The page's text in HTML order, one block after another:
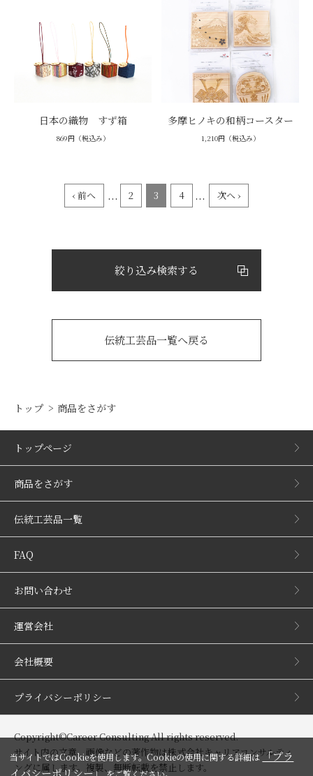
日本の織物 すず箱
869円（税込み）
多摩ヒノキの和柄コースター
1,210円（税込み）
‹ 前へ ... 2 3 4 ... 次へ ›
絞り込み検索する
伝統工芸品一覧へ戻る
トップ 商品をさがす
トップページ
商品をさがす
伝統工芸品一覧
FAQ
お問い合わせ
運営会社
会社概要
プライバシーポリシー
Copyright©Career Consulting All rights reserved.
サイト内の文章、画像などの著作物は株式会社キャリアコンサルティ
ングに属します。複製、無断転載を禁止します。
当サイトではCookieを使用します。Cookieの使用に関する詳細は「プラ
イバシーポリシー」をご覧ください。